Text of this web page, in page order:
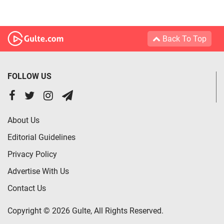
Back To Top
FOLLOW US
About Us
Editorial Guidelines
Privacy Policy
Advertise With Us
Contact Us
Copyright © 2026 Gulte, All Rights Reserved.